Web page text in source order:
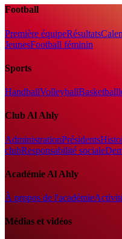
Football
Première équipeRésultats
JeunesFootball féminin
Sports
HandballVolleyballBasketball
Club Al Ahly
AdministrationPrésidents
clubResponsabilité sociale
Académie Al Ahly
À propos de l'académie
Médias et vidéos